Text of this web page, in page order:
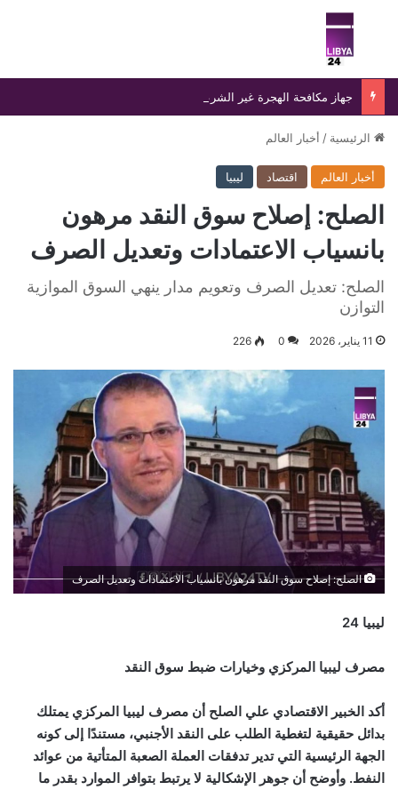
بحث عن
الرئيسية / أخبار العالم
أخبار العالم اقتصاد ليبيا
الصلح: إصلاح سوق النقد مرهون
بانسياب الاعتمادات وتعديل الصرف
الصلح: تعديل الصرف وتعويم مدار ينهي السوق الموازية
التوازن
11 يناير، 2026 0
226
الصلح: إصلاح سوق النقد مرهون بانسياب الاعتمادات وتعديل الصرف
ليبيا 24
مصرف ليبيا المركزي وخيارات ضبط سوق النقد
أكد الخبير الاقتصادي علي الصلح أن مصرف ليبيا المركزي يمتلك
بدائل حقيقية لتغطية الطلب على النقد الأجنبي، مستندًا إلى كونه
الجهة الرئيسية التي تدير تدفقات العملة الصعبة المتأتية من عوائد
النفط. وأوضح أن جوهر الإشكالية لا يرتبط بتوافر الموارد بقدر ما